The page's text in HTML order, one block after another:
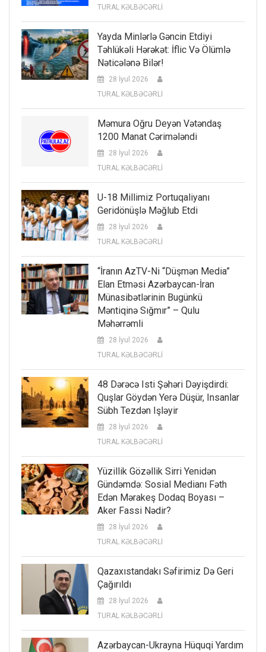
TURAL KƏLBƏCƏRLİ
Yayda Minlərlə Gəncin Etdiyi
Təhlükəli Hərəkət: İflic Və Ölümlə
Nəticələnə Bilər!
28 İyul 2026
TURAL KƏLBƏCƏRLİ
Məmura Oğru Deyən Vətəndaş
1200 Manat Cərimələndi
28 İyul 2026
TURAL KƏLBƏCƏRLİ
U-18 Millimiz Portuqaliyanı
Geridönüşlə Məğlub Etdi
28 İyul 2026
TURAL KƏLBƏCƏRLİ
“İranın AzTV-Ni “düşmən Media”
Elan Etməsi Azərbaycan-İran
Münasibətlərinin Bugünkü
Məntiqinə Sığmır” – Qulu
Məhərrəmli
28 İyul 2026
TURAL KƏLBƏCƏRLİ
48 Dərəcə Isti Şəhəri Dəyişdirdi:
Quşlar Göydən Yerə Düşür, Insanlar
Sübh Tezdən Işləyir
28 İyul 2026
TURAL KƏLBƏCƏRLİ
Yüzillik Gözəllik Sirri Yenidən
Gündəmdə: Sosial Medianı Fəth
Edən Mərakeş Dodaq Boyası –
Aker Fassi Nədir?
28 İyul 2026
TURAL KƏLBƏCƏRLİ
Qazaxıstandakı Səfirimiz Də Geri
Çağırıldı
28 İyul 2026
TURAL KƏLBƏCƏRLİ
Azərbaycan-Ukrayna Hüquqi Yardım